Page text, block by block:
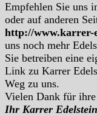
Empfehlen Sie uns
oder auf anderen
http://www.karrer-
uns noch mehr
Sie betreiben eine
Link zu Karrer
Weg zu uns.
Vielen Dank für
Ihr Karrer